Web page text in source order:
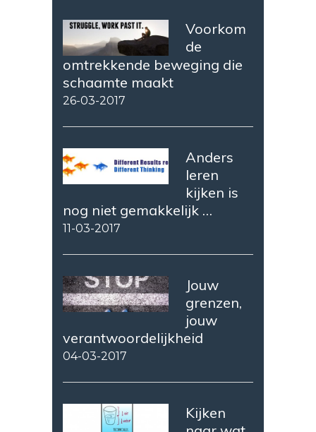
Voorkom
de
omtrekkende beweging die
schaamte maakt
26-03-2017
Anders
leren
kijken is
nog niet gemakkelijk …
11-03-2017
Jouw
grenzen,
jouw
verantwoordelijkheid
04-03-2017
Kijken